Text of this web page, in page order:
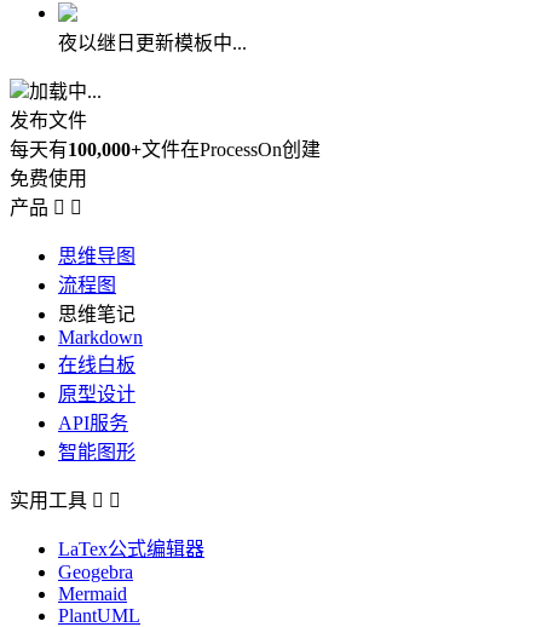
夜以继日更新模板中...
加载中...
发布文件
每天有100,000+文件在ProcessOn创建
免费使用
产品  
思维导图
流程图
思维笔记
Markdown
在线白板
原型设计
API服务
智能图形
实用工具  
LaTex公式编辑器
Geogebra
Mermaid
PlantUML